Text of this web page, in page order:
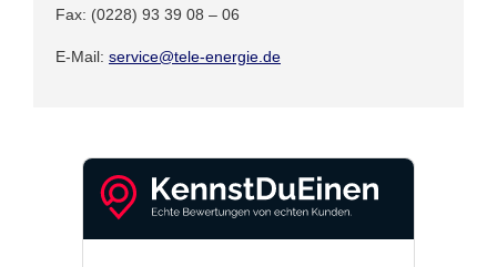
Fax: (0228) 93 39 08 – 06
E-Mail: service@tele-energie.de